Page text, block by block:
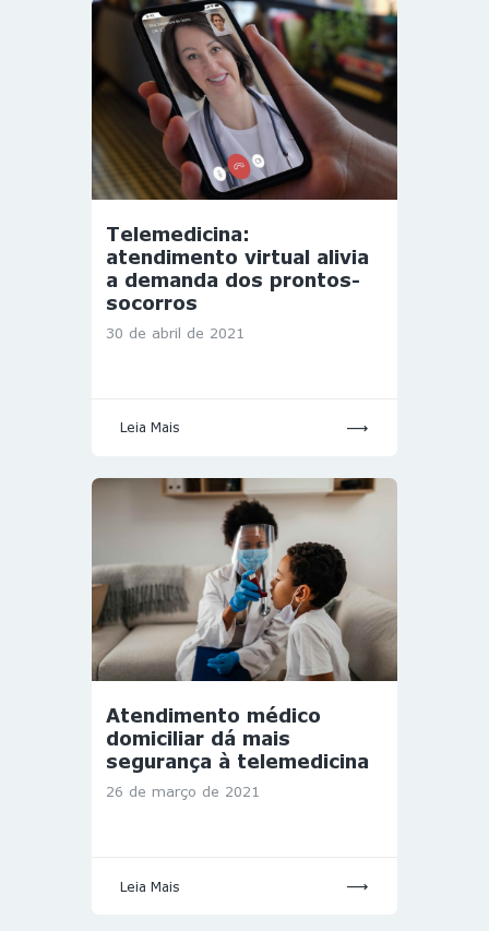
Telemedicina:
atendimento virtual alivia
a demanda dos prontos-
socorros
30 de abril de 2021
Leia Mais
Atendimento médico
domiciliar dá mais
segurança à telemedicina
26 de março de 2021
Leia Mais